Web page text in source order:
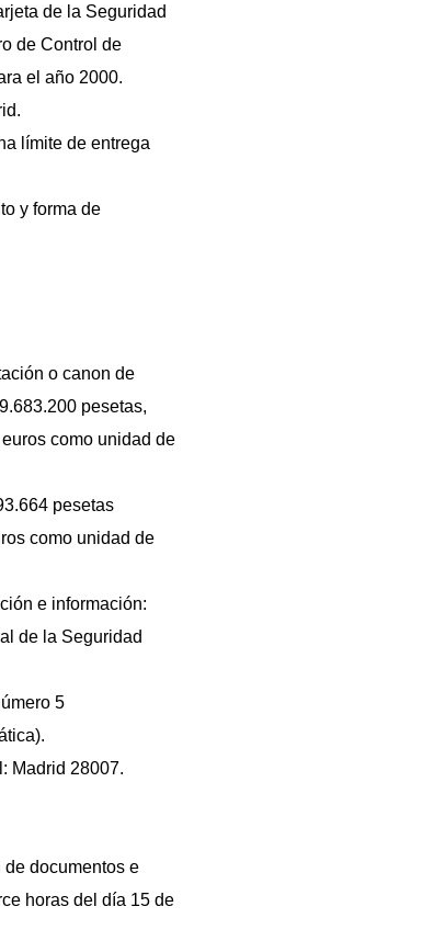
de la Seguridad
de Control de
el año 2000.
límite de entrega
y forma de
o canon de
pesetas,
como unidad de
pesetas
como unidad de
e información:
de la Seguridad
5
Madrid 28007.
documentos e
horas del día 15 de